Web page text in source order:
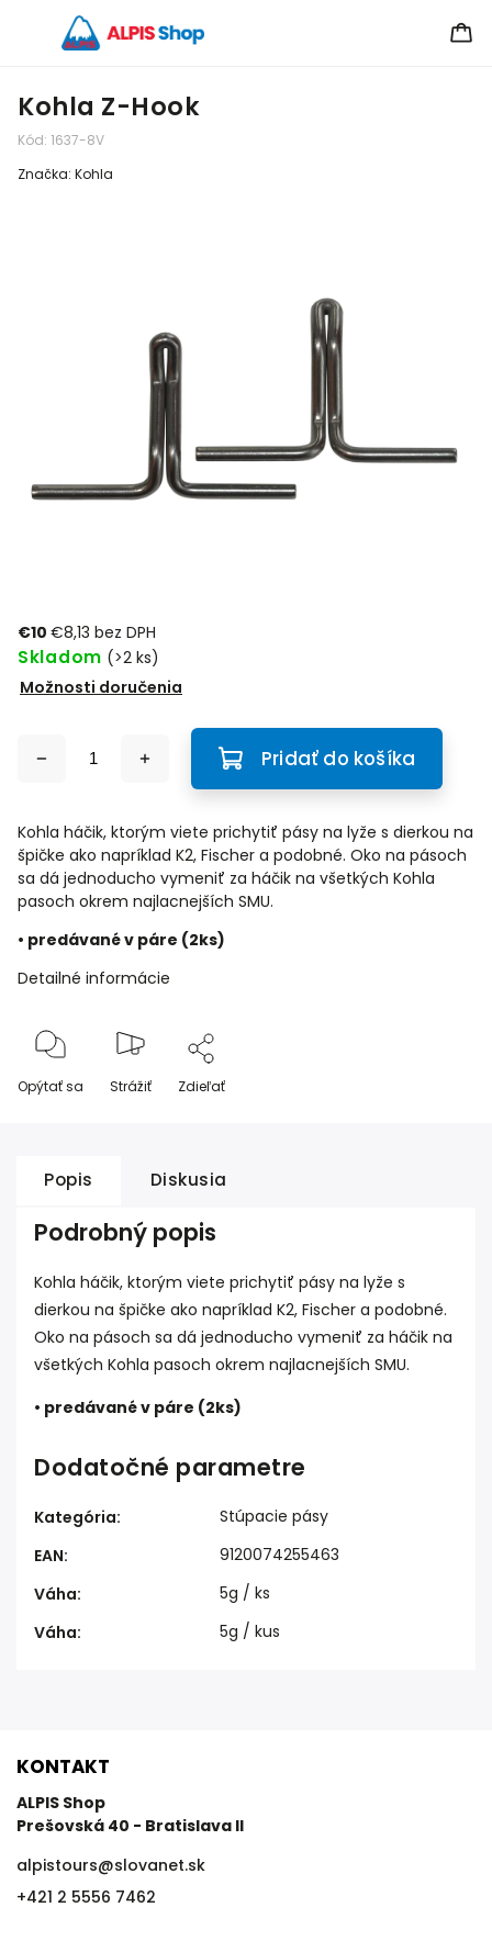
Kohla Z-Hook
Kód: 1637-8V
Značka: Kohla
€10 €8,13 bez DPH
Skladom (>2 ks)
Možnosti doručenia
Pridať do košíka
Kohla háčik, ktorým viete prichytiť pásy na lyže s dierkou na
špičke ako napríklad K2, Fischer a podobné. Oko na pásoch
sa dá jednoducho vymeniť za háčik na všetkých Kohla
pasoch okrem najlacnejších SMU.
• predávané v páre (2ks)
Detailné informácie
Opýtať sa Strážiť Zdieľať
Popis Diskusia
Podrobný popis
Kohla háčik, ktorým viete prichytiť pásy na lyže s
dierkou na špičke ako napríklad K2, Fischer a podobné.
Oko na pásoch sa dá jednoducho vymeniť za háčik na
všetkých Kohla pasoch okrem najlacnejších SMU.
• predávané v páre (2ks)
Dodatočné parametre
Kategória:
Stúpacie pásy
EAN:
9120074255463
Váha:
5g / ks
Váha: 5g / kus
KONTAKT
ALPIS Shop
Prešovská 40 - Bratislava II
alpistours@slovanet.sk
+421 2 5556 7462